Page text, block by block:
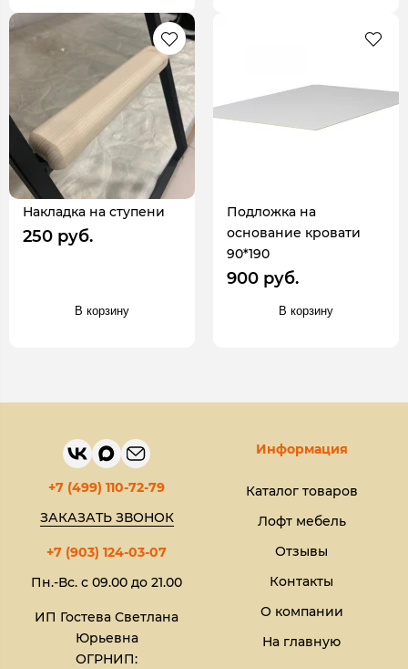
Накладка на ступени
250 руб.
В корзину
Подложка на
основание кровати
90*190
900 руб.
В корзину
+7 (499) 110-72-79
ЗАКАЗАТЬ ЗВОНОК
+7 (903) 124-03-07
Пн.-Вс. с 09.00 до 21.00
ИП Гостева Светлана
Юрьевна​
ОГРНИП:
Информация
Каталог товаров
Лофт мебель
Отзывы
Контакты
О компании
На главную